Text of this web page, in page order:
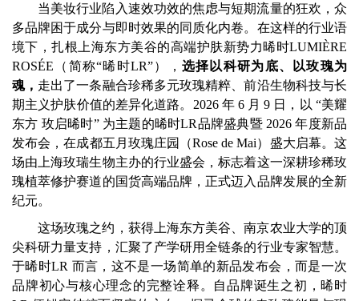
当美妆行业陷入速效功效的焦虑与短期流量的狂欢，众
多品牌困于成分与即时效果的同质化内卷。在这样的行业语
境下，扎根上海东方美谷的高端护肤新势力晞时LUMIÈRE
ROSÉE（简称“晞时LR”）， 选择以科研为底、以玫瑰为
魂， 走出了一条融合珍稀多元玫瑰精粹、前沿生物科技与长
期主义护肤价值的差异化道路。2026 年 6 月 9 日，以 “美耀
东方 玫启晞时” 为主题的晞时LR品牌盛典暨 2026 年度新品
发布会，在成都五月玫瑰庄园（Rose de Mai）盛大启幕。这
场由上海玫瑞生物主办的行业盛会，标志着这一深耕珍稀玫
瑰植萃修护赛道的国货高端品牌，正式迈入品牌发展的全新
纪元。
这场玫瑰之约，获得上海东方美谷、南京农业大学的顶
尖科研力量支持，汇聚了产学研用全链条的行业专家智慧。
于晞时LR 而言，这不是一场简单的新品发布会，而是一次
品牌初心与核心理念的完整诠释。自品牌诞生之初，晞时